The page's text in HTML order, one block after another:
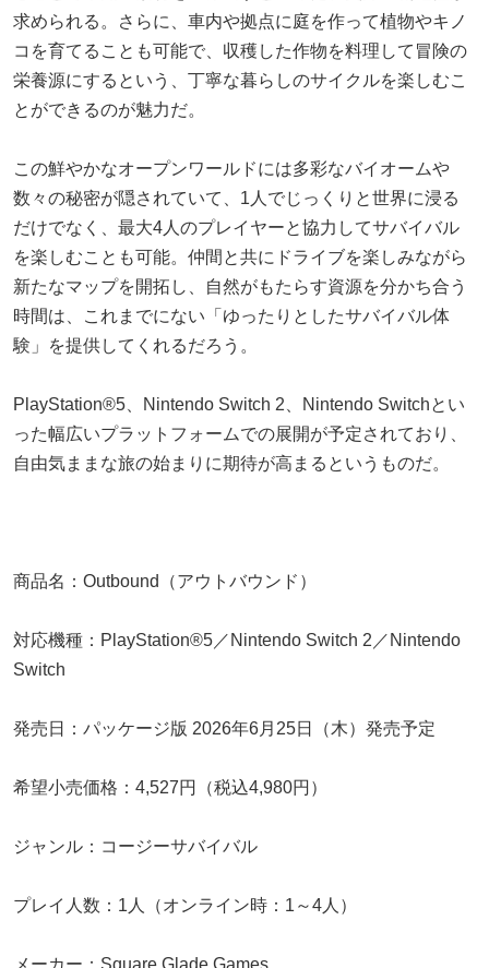
求められる。さらに、車内や拠点に庭を作って植物やキノ
コを育てることも可能で、収穫した作物を料理して冒険の
栄養源にするという、丁寧な暮らしのサイクルを楽しむこ
とができるのが魅力だ。
この鮮やかなオープンワールドには多彩なバイオームや
数々の秘密が隠されていて、1人でじっくりと世界に浸る
だけでなく、最大4人のプレイヤーと協力してサバイバル
を楽しむことも可能。仲間と共にドライブを楽しみながら
新たなマップを開拓し、自然がもたらす資源を分かち合う
時間は、これまでにない「ゆったりとしたサバイバル体
験」を提供してくれるだろう。
PlayStation®5、Nintendo Switch 2、Nintendo Switchとい
った幅広いプラットフォームでの展開が予定されており、
自由気ままな旅の始まりに期待が高まるというものだ。
商品名：Outbound（アウトバウンド）
対応機種：PlayStation®5／Nintendo Switch 2／Nintendo
Switch
発売日：パッケージ版 2026年6月25日（木）発売予定
希望小売価格：4,527円（税込4,980円）
ジャンル：コージーサバイバル
プレイ人数：1人（オンライン時：1～4人）
メーカー：Square Glade Games